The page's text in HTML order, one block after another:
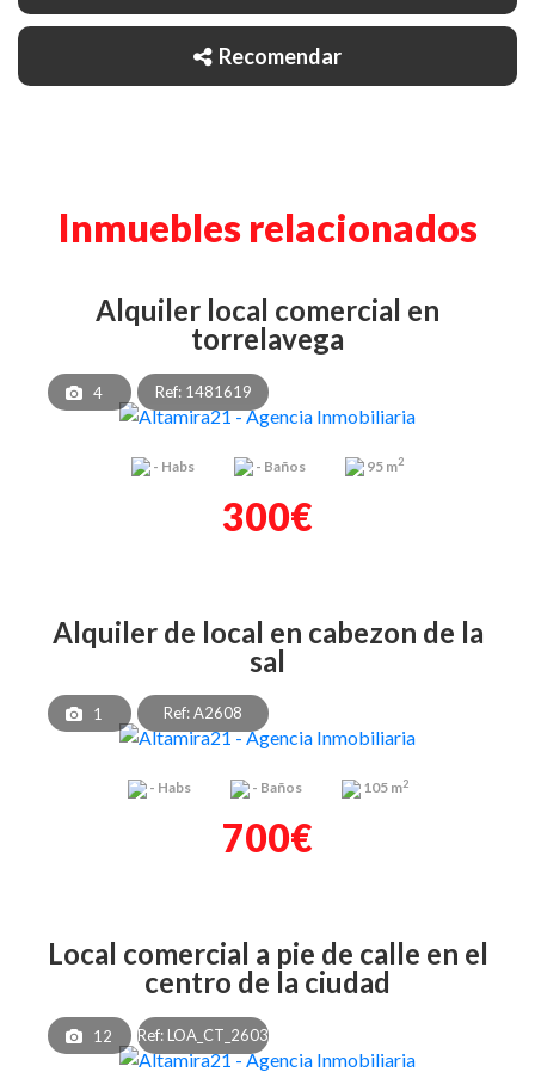
Recomendar
Inmuebles relacionados
alquiler local comercial en
torrelavega
4 Ref: 1481619
- Habs - Baños 95 m2
300€
alquiler de local en cabezon de la
sal
1 Ref: A2608
- Habs - Baños 105 m2
700€
local comercial a pie de calle en el
centro de la ciudad
12 Ref: LOA_CT_2603